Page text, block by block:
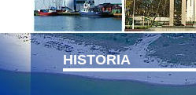
HISTORIA